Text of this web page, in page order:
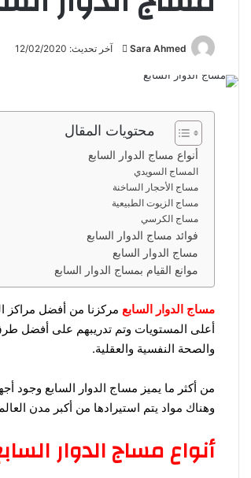
Sara Ahmed
ب
ي
ا
ل
ك
ت
و
ن
ي
آخر تحديث: 12/02/2020
محتويات المقال
أنواع مساج الدوار السابع
المساج السويدي
مساج الأحجار الساخنة
مساج الزيوت الطبيعية
مساج الكرسي
فوائد مساج الدوار السابع
مساج الدوار السابع
موانع القيام بمساج الدوار السابع
مساج الدوار السابع مركزنا من أفضل
أعلى المستويات وتم تدريبهم على أفضل
والصحة النفسية والعقلية.
من أكثر ما يميز مساج الدوار السابع
وهناك مواد يتم استيرادها من أكبر مدن
أنواع مساج الدوار